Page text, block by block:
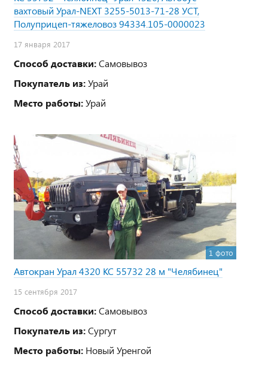
вахтовый Урал-NEXT 3255-5013-71-28 УСТ,
Полуприцеп-тяжеловоз 94334.105-0000023
17 января 2017
Способ доставки:Самовывоз
Покупатель из:Урай
Место работы:Урай
1 фото
Автокран Урал 4320 КС 55732 28 м "Челябинец"
15 сентября 2017
Способ доставки:Самовывоз
Покупатель из:Сургут
Место работы: Новый Уренгой